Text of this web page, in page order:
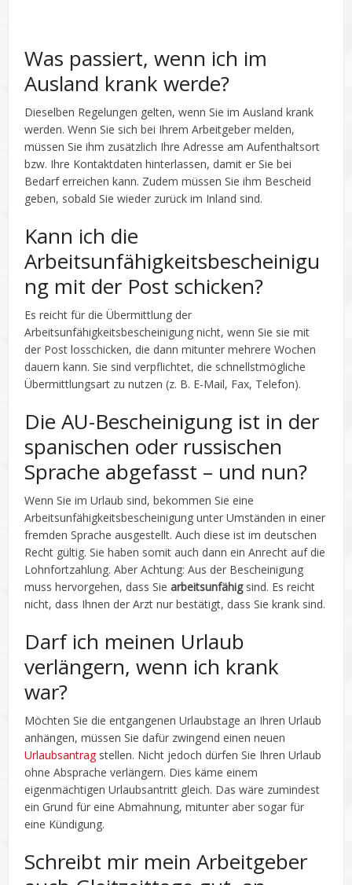
Was passiert, wenn ich im
Ausland krank werde?
Dieselben Regelungen gelten, wenn Sie im Ausland krank
werden. Wenn Sie sich bei Ihrem Arbeitgeber melden,
müssen Sie ihm zusätzlich Ihre Adresse am Aufenthaltsort
bzw. Ihre Kontaktdaten hinterlassen, damit er Sie bei
Bedarf erreichen kann. Zudem müssen Sie ihm Bescheid
geben, sobald Sie wieder zurück im Inland sind.
Kann ich die
Arbeitsunfähigkeitsbescheinigu
ng mit der Post schicken?
Es reicht für die Übermittlung der
Arbeitsunfähigkeitsbescheinigung nicht, wenn Sie sie mit
der Post losschicken, die dann mitunter mehrere Wochen
dauern kann. Sie sind verpflichtet, die schnellstmögliche
Übermittlungsart zu nutzen (z. B. E-Mail, Fax, Telefon).
Die AU-Bescheinigung ist in der
spanischen oder russischen
Sprache abgefasst – und nun?
Wenn Sie im Urlaub sind, bekommen Sie eine
Arbeitsunfähigkeitsbescheinigung unter Umständen in einer
fremden Sprache ausgestellt. Auch diese ist im deutschen
Recht gültig. Sie haben somit auch dann ein Anrecht auf die
Lohnfortzahlung. Aber Achtung: Aus der Bescheinigung
muss hervorgehen, dass Siearbeitsunfähigsind. Es reicht
nicht, dass Ihnen der Arzt nur bestätigt, dass Sie krank sind.
Darf ich meinen Urlaub
verlängern, wenn ich krank
war?
Möchten Sie die entgangenen Urlaubstage an Ihren Urlaub
anhängen, müssen Sie dafür zwingend einen neuen
Urlaubsantragstellen. Nicht jedoch dürfen Sie Ihren Urlaub
ohne Absprache verlängern. Dies käme einem
eigenmächtigen Urlaubsantritt gleich. Das wäre zumindest
ein Grund für eine Abmahnung, mitunter aber sogar für
eine Kündigung.
Schreibt mir mein Arbeitgeber